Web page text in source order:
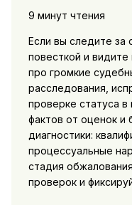
9 минут чтения
Если вы следите за
повесткой и
про громкие
расследования,
проверке статуса
фактов от оценок и
диагностики:
процессуальные
стадия
проверок и